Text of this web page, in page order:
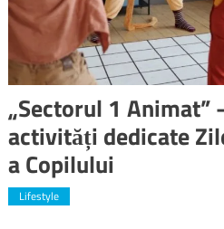
„Sectorul 1 Animat”
activități dedicate
a Copilului
Lifestyle